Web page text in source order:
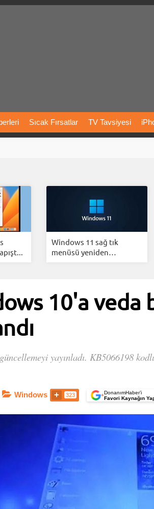
Sıcak Fırsatlar TV Tavsiyesi
Çöktü Mü
Windows 11 sağ tık
menüsü yeniden
10'a veda
yayınladı. KB5066198
Windows 323 +DonanımHaber’i
Favori Kaynağın